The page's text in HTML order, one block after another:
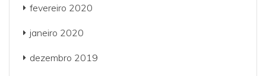
fevereiro 2020
janeiro 2020
dezembro 2019